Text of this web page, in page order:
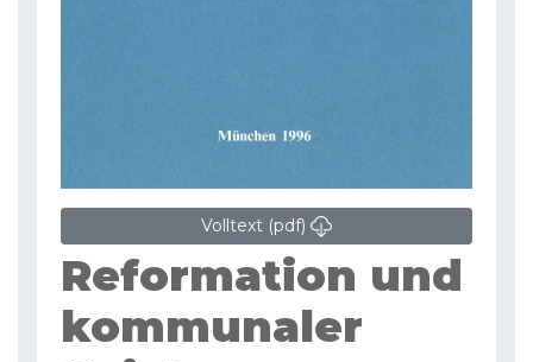
Volltext (pdf)
Reformation und
kommunaler